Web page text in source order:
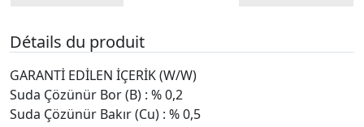
Détails du produit
GARANTİ EDİLEN İÇERİK (W/W)
Suda Çözünür Bor (B) : % 0,2
Suda Çözünür Bakır (Cu) : % 0,5